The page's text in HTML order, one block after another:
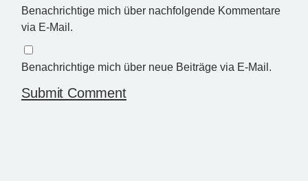
Benachrichtige mich über nachfolgende Kommentare
via E-Mail.
Benachrichtige mich über neue Beiträge via E-Mail.
Submit Comment